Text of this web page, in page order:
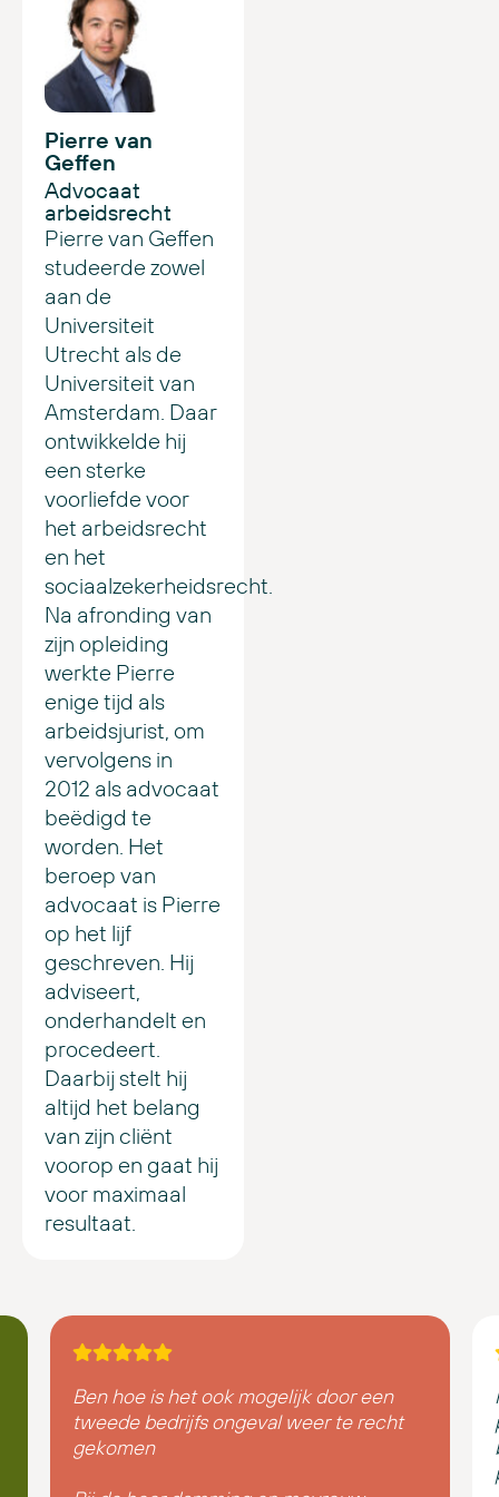
Pierre van
Geffen
Advocaat
arbeidsrecht
Pierre van Geffen
studeerde zowel
aan de
Universiteit
Utrecht als de
Universiteit van
Amsterdam. Daar
ontwikkelde hij
een sterke
voorliefde voor
het arbeidsrecht
en het
sociaalzekerheidsrecht.
Na afronding van
zijn opleiding
werkte Pierre
enige tijd als
arbeidsjurist, om
vervolgens in
2012 als advocaat
beëdigd te
worden. Het
beroep van
advocaat is Pierre
op het lijf
geschreven. Hij
adviseert,
onderhandelt en
procedeert.
Daarbij stelt hij
altijd het belang
van zijn cliënt
voorop en gaat hij
voor maximaal
resultaat.
Ben hoe is het ook mogelijk door een
tweede bedrijfs ongeval weer te recht
gekomen